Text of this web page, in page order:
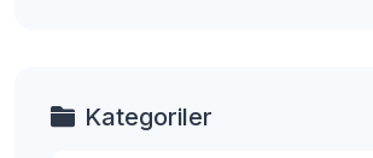
Kategoriler